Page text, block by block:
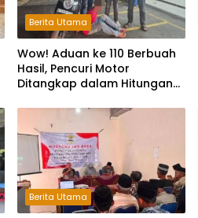
Berita Utama
Wow! Aduan ke 110 Berbuah
Hasil, Pencuri Motor
Ditangkap dalam Hitungan
Berita Utama